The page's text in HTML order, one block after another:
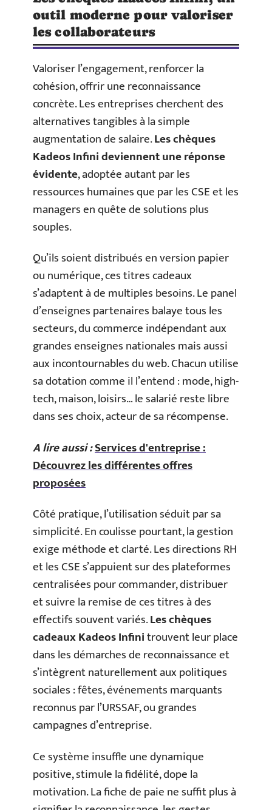
outil moderne pour valoriser
les collaborateurs
Valoriser l’engagement, renforcer la
cohésion, offrir une reconnaissance
concrète. Les entreprises cherchent des
alternatives tangibles à la simple
augmentation de salaire.Les chèques
Kadeos Infini deviennent une réponse
évidente, adoptée autant par les
ressources humaines que par les CSE et les
managers en quête de solutions plus
souples.
Qu’ils soient distribués en version papier
ou numérique, ces titres cadeaux
s’adaptent à de multiples besoins. Le panel
d’enseignes partenaires balaye tous les
secteurs, du commerce indépendant aux
grandes enseignes nationales mais aussi
aux incontournables du web. Chacun utilise
sa dotation comme il l’entend : mode, high-
tech, maison, loisirs… le salarié reste libre
dans ses choix, acteur de sa récompense.
A lire aussi :Services d'entreprise :
Découvrez les différentes offres
proposées
Côté pratique, l’utilisation séduit par sa
simplicité. En coulisse pourtant, la gestion
exige méthode et clarté. Les directions RH
et les CSE s’appuient sur des plateformes
centralisées pour commander, distribuer
et suivre la remise de ces titres à des
effectifs souvent variés.Les chèques
cadeaux Kadeos Infinitrouvent leur place
dans les démarches de reconnaissance et
s’intègrent naturellement aux politiques
sociales : fêtes, événements marquants
reconnus par l’URSSAF, ou grandes
campagnes d’entreprise.
Ce système insuffle une dynamique
positive, stimule la fidélité, dope la
motivation. La fiche de paie ne suffit plus à